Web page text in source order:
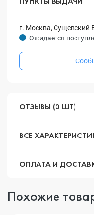
г. Москва, Сущевский
Ожидается
ОТЗЫВЫ (0 ШТ)
ВСЕ
ОПЛАТА И
Похожие